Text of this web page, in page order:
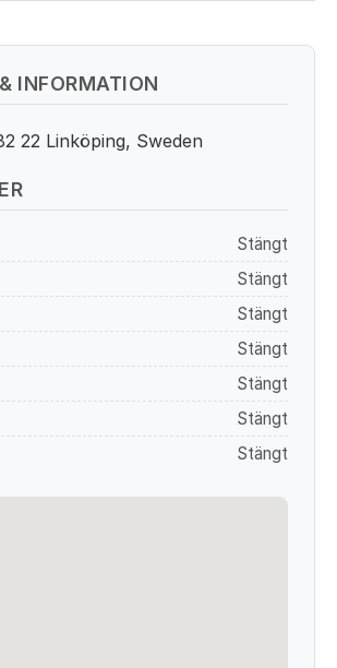
INFORMATION
22 Linköping, Sweden
Stängt
Stängt
Stängt
Stängt
Stängt
Stängt
Stängt